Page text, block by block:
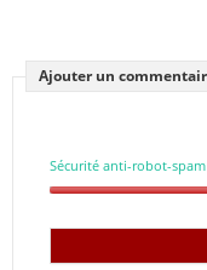
Ajouter un
Sécurité anti-robot-